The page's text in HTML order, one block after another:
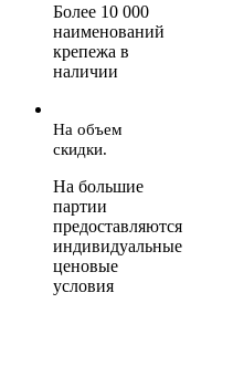
Более 10 000
наименований
крепежа в
наличии
На объем
скидки.
На большие
партии
предоставляются
индивидуальные
ценовые
условия